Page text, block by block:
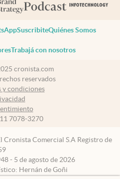
SuscribiteQuiénes Somos
Trabajá con nosotros
cronista.com
reservados
y condiciones
7078-3270
Cronista Comercial S.A Registro de
- 5 de agosto de 2026
Hernán de Goñi